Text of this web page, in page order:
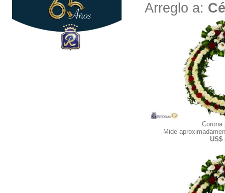
Arreglo a:
Corona
Mide
US$